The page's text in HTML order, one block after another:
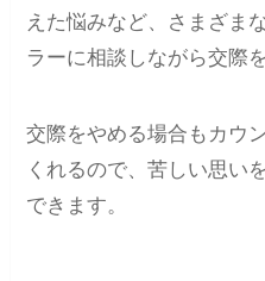
えた悩みなど、さまざま
ラーに相談しながら交際
交際をやめる場合もカウ
くれるので、苦しい思い
できます。